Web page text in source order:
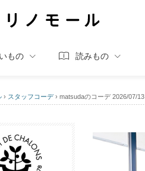
もの 読みもの
› スタッフコーデ › matsudaのコーデ 2026/07/13